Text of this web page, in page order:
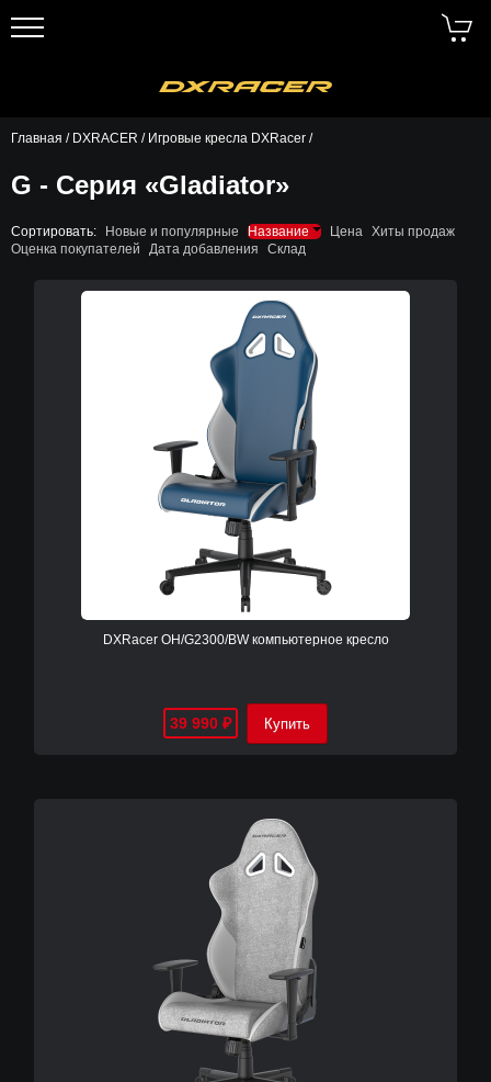
Главная / DXRACER / Игровые кресла DXRacer /
G - Серия «Gladiator»
Сортировать: Новые и популярные Название Цена Хиты продаж
Оценка покупателей
Дата добавления Склад
DXRacer OH/G2300/BW компьютерное кресло
39 990 ₽